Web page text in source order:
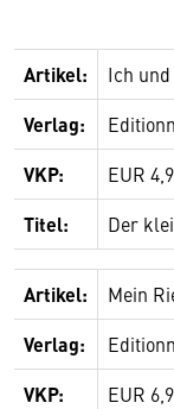
Artikel: Ich
Verlag:
VKP: EUR
Titel: Der
Artikel: Mein
Verlag:
VKP: EUR